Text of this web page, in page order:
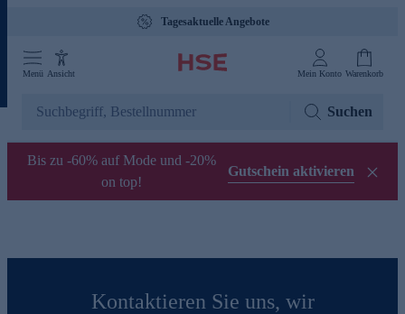
Tagesaktuelle Angebote
Menü Ansicht Mein Konto Warenkorb
Suchen
Bis zu -60% auf Mode und -20%
on top!
Gutschein aktivieren
Kontaktieren Sie uns, wir